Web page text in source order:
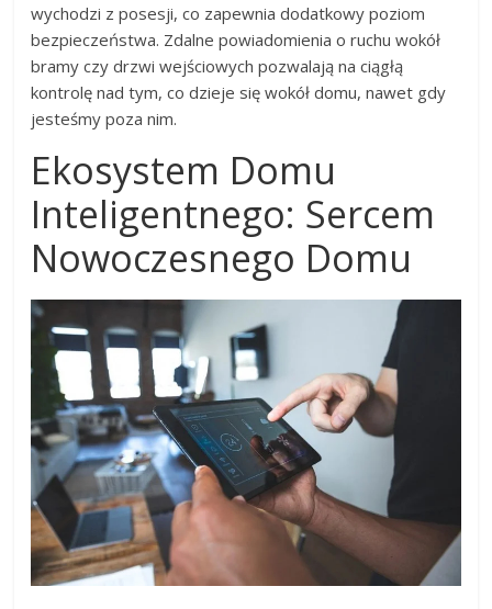
wychodzi z posesji, co zapewnia dodatkowy poziom
bezpieczeństwa. Zdalne powiadomienia o ruchu wokół
bramy czy drzwi wejściowych pozwalają na ciągłą
kontrolę nad tym, co dzieje się wokół domu, nawet gdy
jesteśmy poza nim.
Ekosystem Domu
Inteligentnego: Sercem
Nowoczesnego Domu